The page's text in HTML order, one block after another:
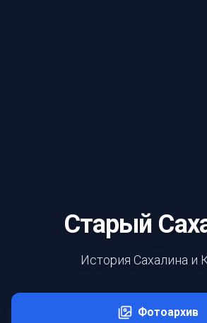
Старый
История Сахалина и
Фотоархив